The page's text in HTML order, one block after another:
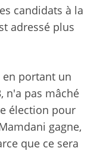
candidats à la
adressé plus
portant un
n'a pas mâché
élection pour
gagne,
que ce sera